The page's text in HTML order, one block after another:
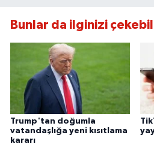
Bunlar da ilginizi
Trump'tan doğumla
vatandaşlığa yeni kısıtlama
kararı